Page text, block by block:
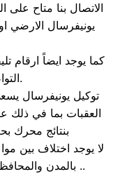
الاتصال بنا متاح
يونيفرسال الارضي
كما يوجد ايضاً ارقام
التواصل مع عملائنا.
توكيل يونيفرسال
العقبات بما في ذلك
بنتائج محرك
لا يوجد اختلاف بين
بالمدن والمحافظات نهدف دائماً لراحة عملائنا ..